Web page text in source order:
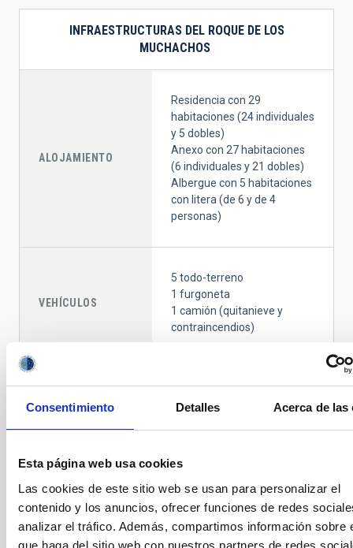
Consentimiento Detalles Acerca de las
Esta página web usa cookies
Las cookies de este sitio web se usan para personalizar el
contenido y los anuncios, ofrecer funciones de redes
analizar el tráfico. Además, compartimos información sobre
que haga del sitio web con nuestros partners de redes
INFRAESTRUCTURAS DEL ROQUE DE LOS
MUCHACHOS
ALOJAMIENTO
Residencia con 29
habitaciones (24 individuales
y 5 dobles)
Anexo con 27 habitaciones
(6 individuales y 21 dobles)
Albergue con 5 habitaciones
con litera (de 6 y de 4
personas)
VEHÍCULOS
5 todo-terreno
1 furgoneta
1 camión (quitanieve y
contraincendios)
HELISUPERFICIES 1
ENERGÍA
9 Estaciones
Transformadoras
Red de datos a 10Gbps